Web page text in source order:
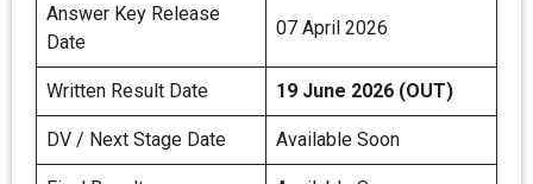
Answer Key Release
Date
07 April 2026
Written Result Date 19 June 2026 (OUT)
DV / Next Stage Date Available Soon